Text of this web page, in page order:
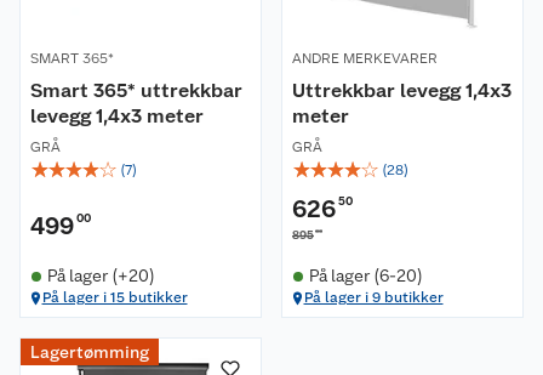
SMART 365*
Smart 365* uttrekkbar
levegg 1,4x3 meter
GRÅ
☆☆☆☆☆ (7)
49900
På lager (+20)
På lager i 15 butikker
ANDRE MERKEVARER
Uttrekkbar levegg 1,4x3
meter
GRÅ
☆☆☆☆☆ (28)
62650
89500
På lager (6-20)
På lager i 9 butikker
Lagertømming
Om oss